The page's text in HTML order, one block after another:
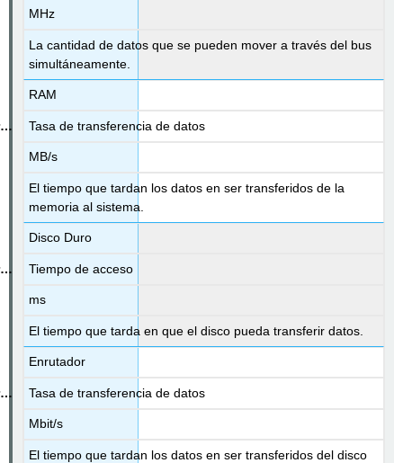
MHz
La cantidad de datos que se pueden mover a través del bus
simultáneamente.
RAM
Tasa de transferencia de datos
MB/s
El tiempo que tardan los datos en ser transferidos de la
memoria al sistema.
Disco Duro
Tiempo de acceso
ms
El tiempo que tarda en que el disco pueda transferir datos.
Enrutador
Tasa de transferencia de datos
Mbit/s
El tiempo que tardan los datos en ser transferidos del disco